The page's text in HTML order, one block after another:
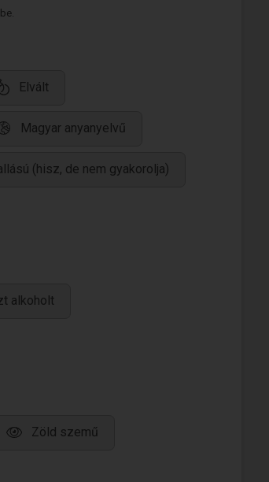
Elvált
Magyar anyanyelvű
(hisz, de nem gyakorolja)
alkoholt
Zöld szemű